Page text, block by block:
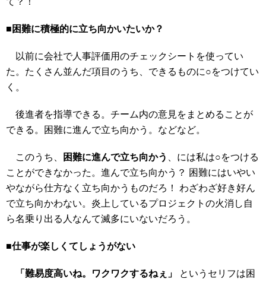
■困難に積極的に立ち向かいたいか？
以前に会社で人事評価用のチェックシートを使ってい
た。たくさん並んだ項目のうち、できるものに○をつけてい
く。
後進者を指導できる。チーム内の意見をまとめることが
できる。困難に進んで立ち向かう。などなど。
このうち、 困難に進んで立ち向かう
、には私は○をつける
ことができなかった。進んで立ち向かう？ 困難にはいやい
やながら仕方なく立ち向かうものだろ！ わざわざ好き好ん
で立ち向かわない。炎上しているプロジェクトの火消し自
ら名乗り出る人なんて滅多にいないだろう。
■仕事が楽しくてしょうがない
「難易度高いね。ワクワクするねぇ」
というセリフは困